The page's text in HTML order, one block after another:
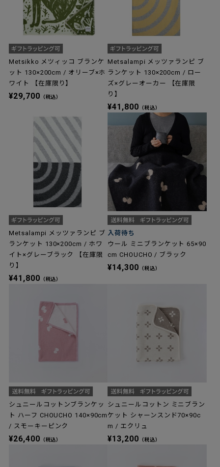
Metsikko メツィッコ ブランケ
ット 130×200cm / オリーブ×ホ
ワイト 【在庫限り】
¥29,700 （税込）
Metsalampi メッツァランピ ブ
ランケット 130×200cm / ロー
ズ×グレーオーカー 【在庫限
り】
¥41,800 （税込）
Metsalampi メッツァランピ ブ
ランケット 130×200cm / ホワ
イト×グレーブラック 【在庫限
り】
¥41,800 （税込）
入荷待ち
ウール ミニブランケット 65×90
cm CHOUCHO / ブラック
¥14,300 （税込）
シュニールコットンブランケッ
ト ハーフ CHOUCHO 140×90cm
/ スモーキーピンク
¥26,400 （税込）
シュニールコットン ミニブラン
ケット シャーンスンド70×90c
m / エクリュ
¥13,200 （税込）